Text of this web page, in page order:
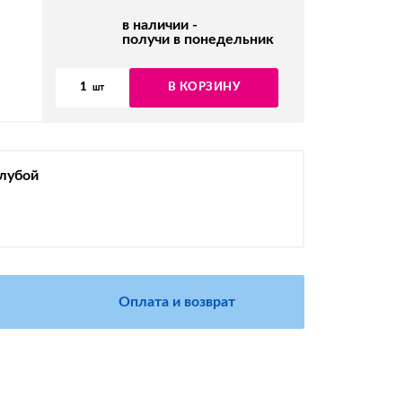
в наличии -
получи в понедельник
1 шт В КОРЗИНУ
Оплата и возврат